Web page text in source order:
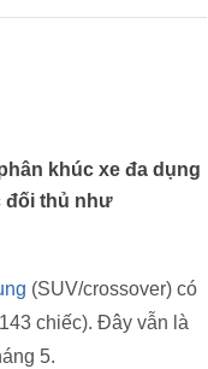
khúc xe đa dụng
đối thủ như
(SUV/crossover) có
chiếc). Đây vẫn là
5.